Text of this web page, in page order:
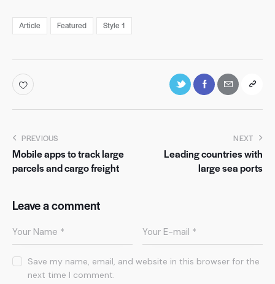
Article Featured Style 1
PREVIOUS
Mobile apps to track large
parcels and cargo freight
NEXT
Leading countries with
large sea ports
Leave a comment
Save my name, email, and website in this browser for the
next time I comment.